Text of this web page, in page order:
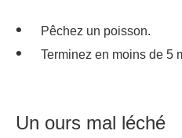
Pêchez un poisson.
Terminez en moins de 5
Un ours mal léché